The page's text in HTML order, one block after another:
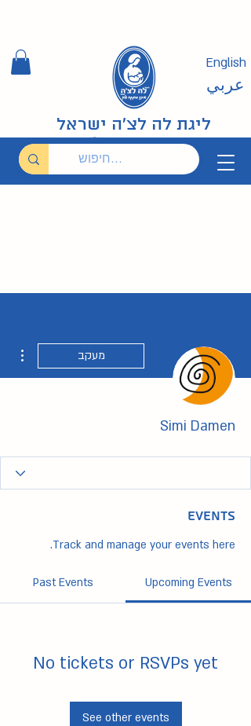
ליגת לה לצ'ה ישראל
English
عربي
מעקב
Simi Damen
Events
Track and manage your events here.
Upcoming Events
Past Events
No tickets or RSVPs yet
See other events